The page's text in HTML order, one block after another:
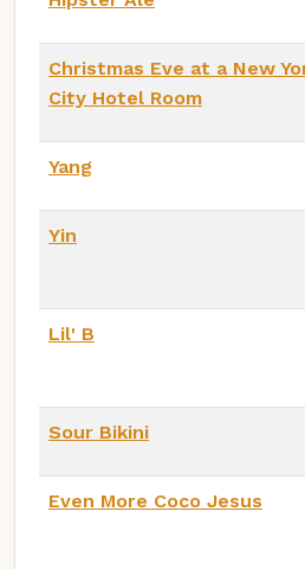
Christmas Eve at a New
City Hotel Room
Yang
Yin
Lil' B
Sour Bikini
Even More Coco Jesus